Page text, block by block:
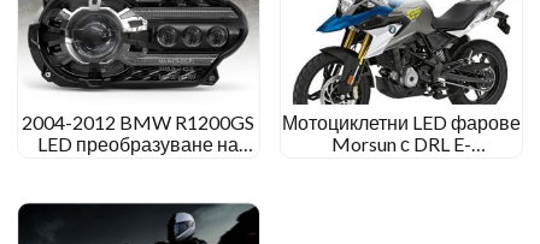
2004-2012 BMW R1200GS
LED преобразуване на
приключенски фарове
Мотоциклетни LED фарове
Morsun с DRL E-